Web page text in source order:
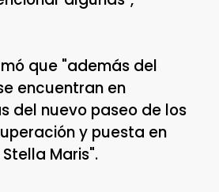
que "además del
encuentran en
del nuevo paseo de los
y puesta en
Maris".